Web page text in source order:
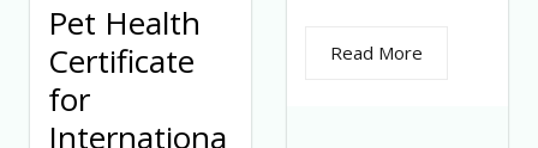
Pet Health
Certificate
for
Internationa
Read More